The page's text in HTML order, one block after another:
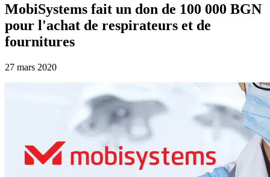
MobiSystems fait un don de 100 000 BGN
pour l'achat de respirateurs et de
fournitures
27 mars 2020